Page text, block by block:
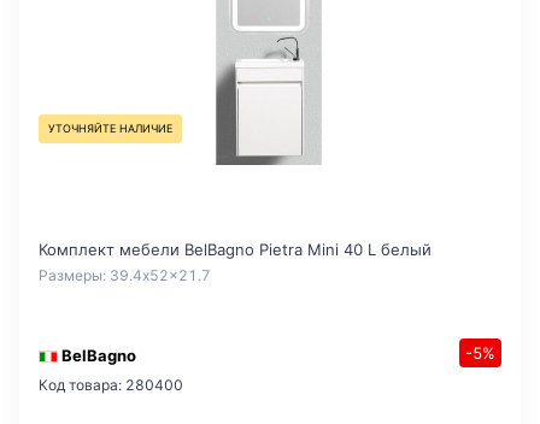
УТОЧНЯЙТЕ НАЛИЧИЕ
Комплект мебели BelBagno Pietra Mini 40 L белый
Размеры: 39.4x52x21.7
BelBagno -5%
Код товара: 280400